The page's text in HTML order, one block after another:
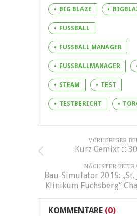
BIG BLAZE
FUSSBALL
FUSSBALL MANAGER
FUSSBALLMANAGER
STEAM TEST
TESTBERICHT
VORHERIGER
Kurz Gemixt :::
NÄCHSTER
Bau-Simulator 2015: „St.
Klinikum Fuchsberg“
KOMMENTARE (0)